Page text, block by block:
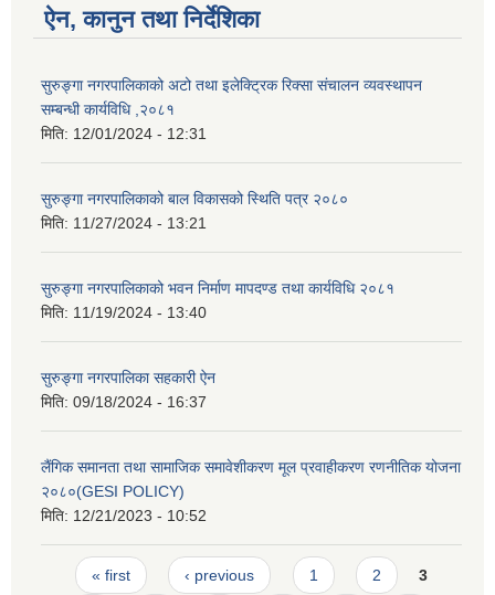
ऐन, कानुन तथा निर्देशिका
सुरुङ्गा नगरपालिकाको अटो तथा इलेक्ट्रिक रिक्सा संचालन व्यवस्थापन
सम्बन्धी कार्यविधि ,२०८१
मिति: 12/01/2024 - 12:31
सुरुङ्गा नगरपालिकाको बाल विकासको स्थिति पत्र २०८०
मिति: 11/27/2024 - 13:21
सुरुङ्गा नगरपालिकाको भवन निर्माण मापदण्ड तथा कार्यविधि २०८१
मिति: 11/19/2024 - 13:40
सुरुङ्गा नगरपालिका सहकारी ऐन
मिति: 09/18/2024 - 16:37
लैंगिक समानता तथा सामाजिक समावेशीकरण मूल प्रवाहीकरण रणनीतिक योजना
२०८०(GESI POLICY)
मिति: 12/21/2023 - 10:52
Pages
« first ‹ previous 1 2 3